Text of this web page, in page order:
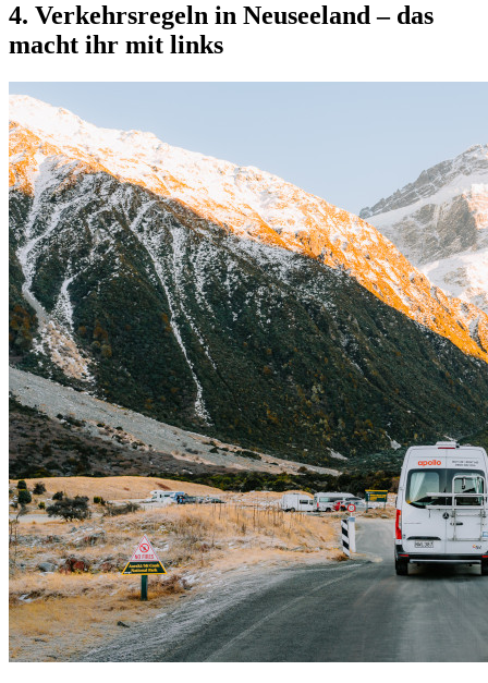
4. Verkehrsregeln in Neuseeland – das
macht ihr mit links